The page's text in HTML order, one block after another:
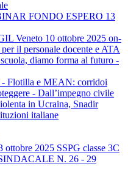
FONDO ESPERO 13
Veneto 10 ottobre 2025 on-
il personale docente e ATA
diamo forma al futuro -
- Flotilla e MEAN: corridoi
- Dall’impegno civile
in Ucraina, Snadir
italiane
ottobre 2025 SSPG classe 3C
N. 26 - 29